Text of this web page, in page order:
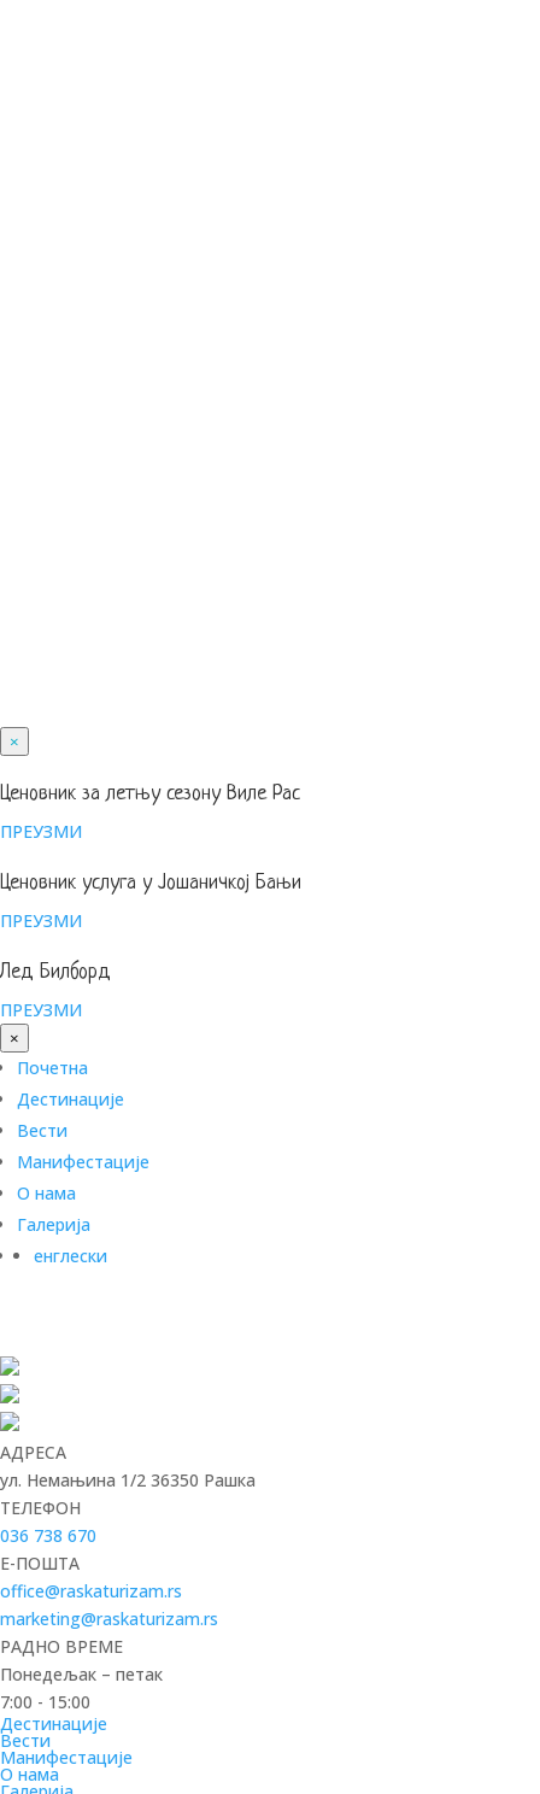
×
Ценовник за летњу сезону Виле Рас
ПРЕУЗМИ
Ценовник услуга у Јошаничкој Бањи
ПРЕУЗМИ
Лед Билборд
ПРЕУЗМИ
×
Почетна
Дестинације
Вести
Манифестације
О нама
Галерија
енглески
АДРЕСА
ул. Немањина 1/2 36350 Рашка
ТЕЛЕФОН
036 738 670
E-ПОШТА
office@raskaturizam.rs
marketing@raskaturizam.rs
РАДНО ВРЕМЕ
Понедељак – петак
7:00 - 15:00
Дестинације
Вести
Манифестације
О нама